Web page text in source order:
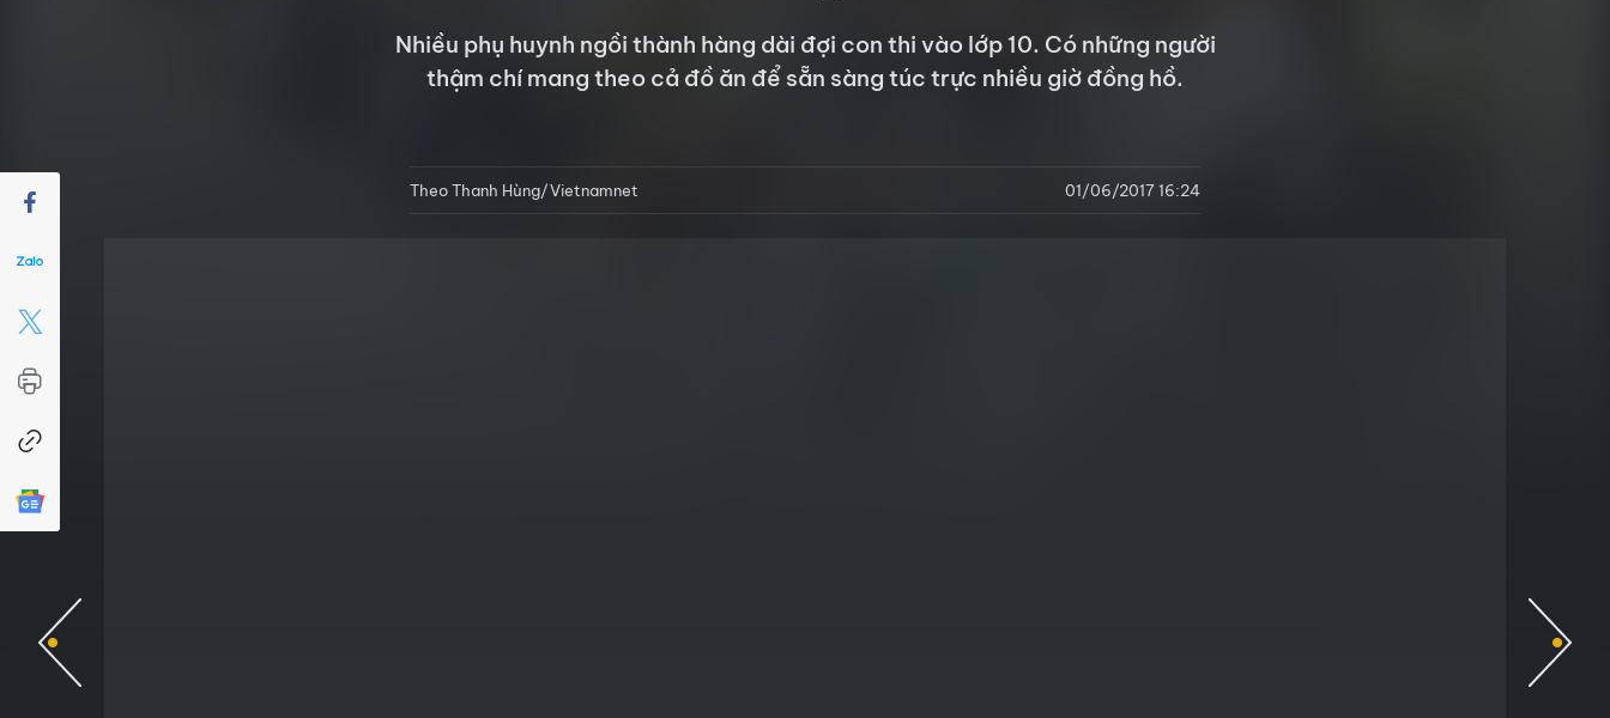
Nhiều phụ huynh ngồi thành hàng dài đợi con thi vào lớp 10. Có những người
thậm chí mang theo cả đồ ăn để sẵn sàng túc trực nhiều giờ đồng hồ.
Theo Thanh Hùng/Vietnamnet 01/06/2017 16:24